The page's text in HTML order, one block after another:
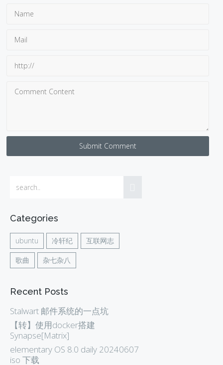
Submit Comment
Categories
ubuntu 冷轩纪 互联网志
歌曲 杂七杂八
Recent Posts
Stalwart 邮件系统的一点坑
【转】使用docker搭建
Synapse[Matrix]
elementary OS 8.0 daily 20240607
iso 下载